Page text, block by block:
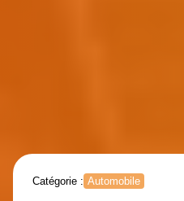
Catégorie : Automobile